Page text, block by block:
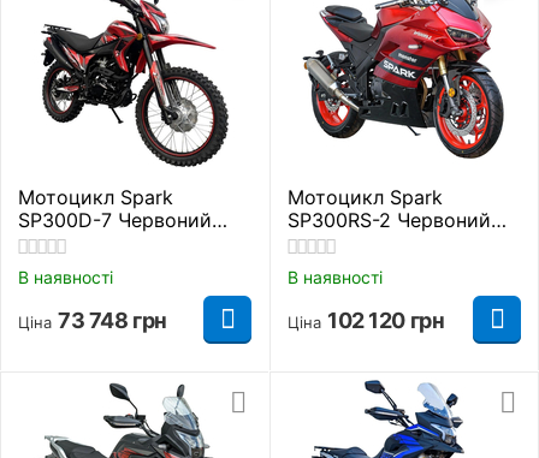
Мотоцикл Spark
SP300D-7 Червоний
300 куб. см.
В наявності
Ціна 73 748 грн
Мотоцикл Spark
SP300RS-2 Червоний
300 куб. см.
В наявності
Ціна 102 120 грн